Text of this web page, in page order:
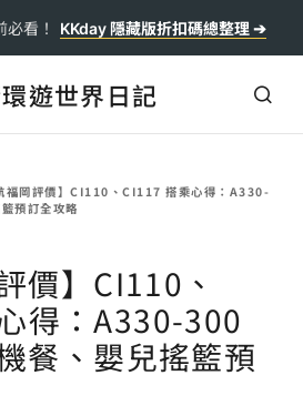
必看！ KKday 隱藏版折扣碼總整理 ➔
遊世界日記
福岡評價】CI110、CI117 搭乘心得：A330-
預訂全攻略
價】CI110、
得：A330-300
餐、嬰兒搖籃預